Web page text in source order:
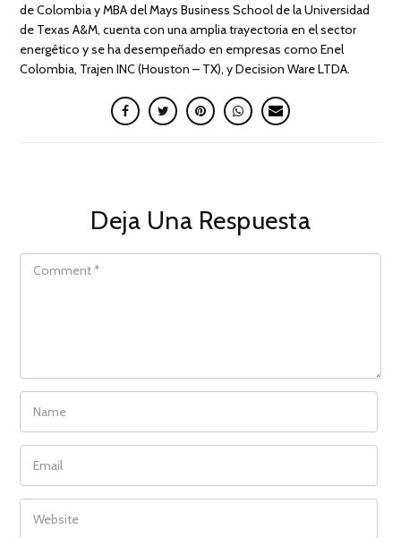
de Colombia y MBA del Mays Business School de la Universidad
de Texas A&M, cuenta con una amplia trayectoria en el sector
energético y se ha desempeñado en empresas como Enel
Colombia, Trajen INC (Houston – TX), y Decision Ware LTDA.
Deja Una Respuesta
COMMENT
NAME
EMAIL
WEBSITE